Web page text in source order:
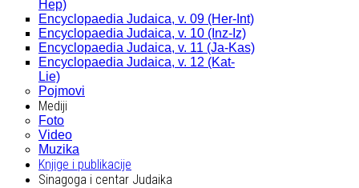
Hep)
Encyclopaedia Judaica, v. 09 (Her-Int)
Encyclopaedia Judaica, v. 10 (Inz-Iz)
Encyclopaedia Judaica, v. 11 (Ja-Kas)
Encyclopaedia Judaica, v. 12 (Kat-
Lie)
Pojmovi
Mediji
Foto
Video
Muzika
Knjige i publikacije
Sinagoga i centar Judaika